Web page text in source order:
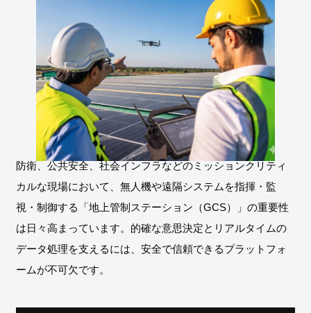
防衛、公共安全、社会インフラなどのミッションクリティ
カルな現場において、無人機や遠隔システムを指揮・監
視・制御する「地上管制ステーション（GCS）」の重要性
は日々高まっています。的確な意思決定とリアルタイムの
データ処理を支えるには、安全で信頼できるプラットフォ
ームが不可欠です。